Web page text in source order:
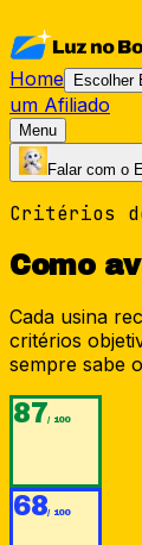
Home Escolher
um Afiliado
Menu
Falar com o
Critérios
Como
Cada usina
critérios
sempre sabe
87/ 100
68/ 100